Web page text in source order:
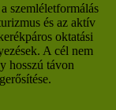
szemléletformálás
és az aktív
oktatási
A cél nem
hosszú távon